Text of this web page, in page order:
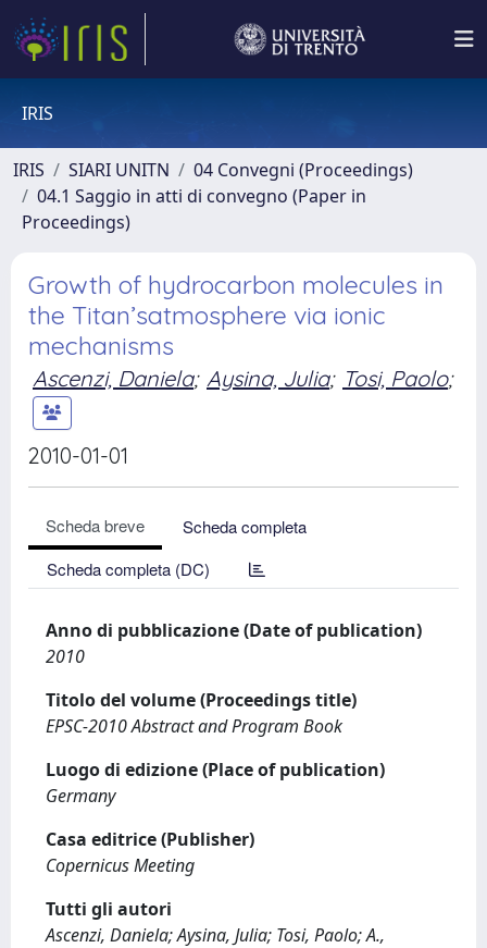
IRIS
IRIS SIARI UNITN
04 Convegni (Proceedings)
04.1 Saggio in atti di convegno (Paper in
Proceedings)
Growth of hydrocarbon molecules in
the Titan’satmosphere via ionic
mechanisms
Ascenzi, Daniela; Aysina, Julia; Tosi, Paolo;
2010-01-01
Scheda breve
Scheda completa
Scheda completa (DC)
Anno di pubblicazione (Date of publication)
2010
Titolo del volume (Proceedings title)
EPSC-2010 Abstract and Program Book
Luogo di edizione (Place of publication)
Germany
Casa editrice (Publisher)
Copernicus Meeting
Tutti gli autori
Ascenzi, Daniela; Aysina, Julia; Tosi, Paolo; A.,